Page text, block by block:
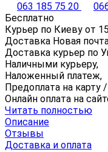
063 185 75 20
Бесплатно
Курьер по Киеву от
Доставка Новая
Доставка курьер по
Наличными курьеру,
Наложенный платеж,
Предоплата на карту
Онлайн оплата на
Читать полностью
Описание
Отзывы
Доставка и оплата